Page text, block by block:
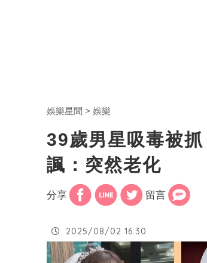
娛樂星聞 娛樂
39歲男星吸毒被
諷：突然老化
分享 留言
2025/08/02 16:30